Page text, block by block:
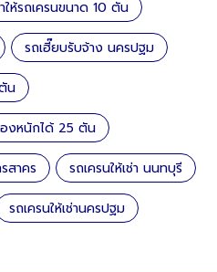
ให้รถเครนขนาด 10 ตัน
รถเฮี๊ยบรับจ้าง นครปฐม
น
งหนักได้ 25 ตัน
สาคร รถเครนให้เช่า นนทบุรี
รถเครนให้เช่านครปฐม